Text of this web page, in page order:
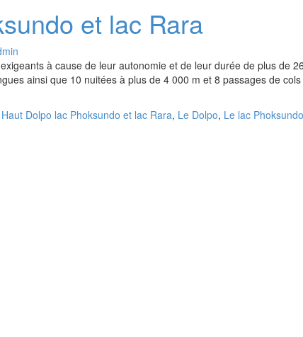
et lac Rara
à cause de leur autonomie et de leur durée de plus de
ainsi que 10 nuitées à plus de 4 000 m et 8 passages de
Haut Dolpo lac Phoksundo et lac Rara, Le Dolpo, Le lac Phoksundo